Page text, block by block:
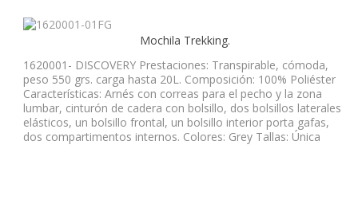
Mochila Trekking.
1620001- DISCOVERY Prestaciones: Transpirable, cómoda,
peso 550 grs. carga hasta 20L. Composición: 100% Poliéster
Características: Arnés con correas para el pecho y la zona
lumbar, cinturón de cadera con bolsillo, dos bolsillos laterales
elásticos, un bolsillo frontal, un bolsillo interior porta gafas,
dos compartimentos internos. Colores: Grey Tallas: Única